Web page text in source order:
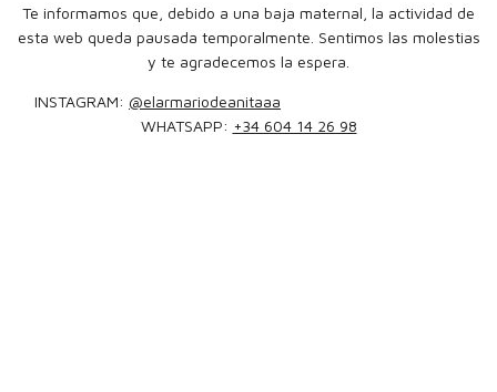
Te informamos que, debido a una baja maternal, la actividad de
esta web queda pausada temporalmente. Sentimos las molestias
y te agradecemos la espera.
INSTAGRAM: @elarmariodeanitaaa
WHATSAPP: +34 604 14 26 98